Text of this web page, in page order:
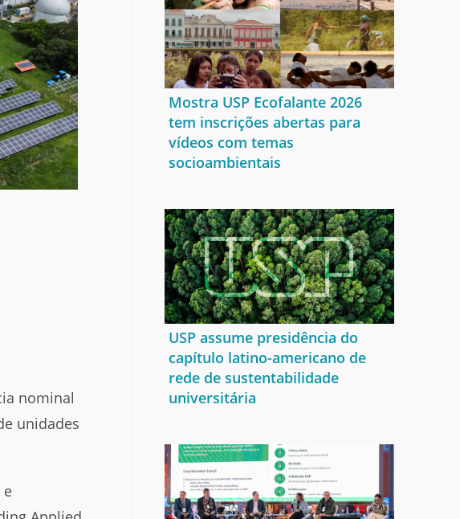
nominal
unidades
e
Mostra USP Ecofalante 2026
tem inscrições abertas para
vídeos com temas
socioambientais
USP assume presidência do
capítulo latino-americano de
rede de sustentabilidade
universitária